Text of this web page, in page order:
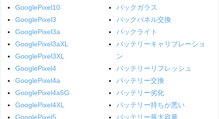
GooglePixel10
GooglePixel3
GooglePixel3a
GooglePixel3aXL
GooglePixel3XL
GooglePixel4
GooglePixel4a
GooglePixel4a5G
GooglePixel4XL
GooglePixel5
バックガラス
バックパネル交換
バックライト
バッテリーキャリブレーショ
ン
バッテリーリフレッシュ
バッテリー交換
バッテリー劣化
バッテリー持ちが悪い
バッテリー最大容量